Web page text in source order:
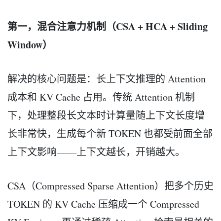
第一，混合注意力机制（CSA + HCA + Sliding
Window）
解决的核心问题是：长上下文推理的 Attention
成本和 KV Cache 占用。传统 Attention 机制
下，处理整段长文本时计算量随上下文长度增
长非常快，生成每个新 TOKEN 也都受前面全部
上下文影响——上下文越长，开销越大。
CSA（Compressed Sparse Attention）把多个历史
TOKEN 的 KV Cache 压缩成一个 Compressed